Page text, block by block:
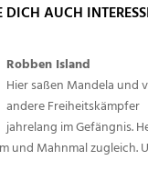
AUCH
Robben Island
Hier saßen Mandela und
andere Freiheitskämpfer
jahrelang im Gefängnis.
und Mahnmal zugleich.